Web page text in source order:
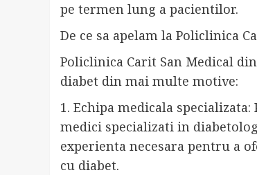
pe termen lung a pacientilor.
De ce sa apelam la Policlinica
Policlinica Carit San Medical
diabet din mai multe motive:
1. Echipa medicala
medici specializati in
experienta necesara pentru a
cu diabet.